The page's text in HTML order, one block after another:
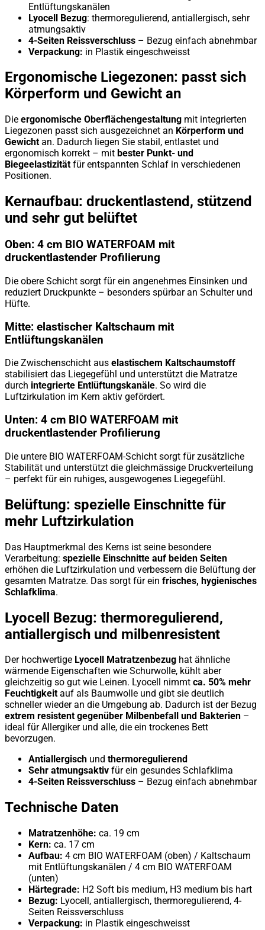
Entlüftungskanälen
Lyocell Bezug: thermoregulierend, antiallergisch, sehr
atmungsaktiv
4-Seiten Reissverschluss – Bezug einfach abnehmbar
Verpackung: in Plastik eingeschweisst
Ergonomische Liegezonen: passt sich
Körperform und Gewicht an
Die ergonomische Oberflächengestaltung mit integrierten
Liegezonen passt sich ausgezeichnet an Körperform und
Gewicht an. Dadurch liegen Sie stabil, entlastet und
ergonomisch korrekt – mit bester Punkt- und
Biegeelastizität für entspannten Schlaf in verschiedenen
Positionen.
Kernaufbau: druckentlastend, stützend
und sehr gut belüftet
Oben: 4 cm BIO WATERFOAM mit
druckentlastender Profilierung
Die obere Schicht sorgt für ein angenehmes Einsinken und
reduziert Druckpunkte – besonders spürbar an Schulter und
Hüfte.
Mitte: elastischer Kaltschaum mit
Entlüftungskanälen
Die Zwischenschicht aus elastischem Kaltschaumstoff
stabilisiert das Liegegefühl und unterstützt die Matratze
durch integrierte Entlüftungskanäle. So wird die
Luftzirkulation im Kern aktiv gefördert.
Unten: 4 cm BIO WATERFOAM mit
druckentlastender Profilierung
Die untere BIO WATERFOAM-Schicht sorgt für zusätzliche
Stabilität und unterstützt die gleichmässige Druckverteilung
– perfekt für ein ruhiges, ausgewogenes Liegegefühl.
Belüftung: spezielle Einschnitte für
mehr Luftzirkulation
Das Hauptmerkmal des Kerns ist seine besondere
Verarbeitung: spezielle Einschnitte auf beiden Seiten
erhöhen die Luftzirkulation und verbessern die Belüftung der
gesamten Matratze. Das sorgt für ein frisches, hygienisches
Schlafklima.
Lyocell Bezug: thermoregulierend,
antiallergisch und milbenresistent
Der hochwertige Lyocell Matratzenbezug hat ähnliche
wärmende Eigenschaften wie Schurwolle, kühlt aber
gleichzeitig so gut wie Leinen. Lyocell nimmt ca. 50% mehr
Feuchtigkeit auf als Baumwolle und gibt sie deutlich
schneller wieder an die Umgebung ab. Dadurch ist der Bezug
extrem resistent gegenüber Milbenbefall und Bakterien –
ideal für Allergiker und alle, die ein trockenes Bett
bevorzugen.
Antiallergisch und thermoregulierend
Sehr atmungsaktiv für ein gesundes Schlafklima
4-Seiten Reissverschluss – Bezug einfach abnehmbar
Technische Daten
Matratzenhöhe: ca. 19 cm
Kern: ca. 17 cm
Aufbau: 4 cm BIO WATERFOAM (oben) / Kaltschaum
mit Entlüftungskanälen / 4 cm BIO WATERFOAM
(unten)
Härtegrade: H2 Soft bis medium, H3 medium bis hart
Bezug: Lyocell, antiallergisch, thermoregulierend, 4-
Seiten Reissverschluss
Verpackung: in Plastik eingeschweisst